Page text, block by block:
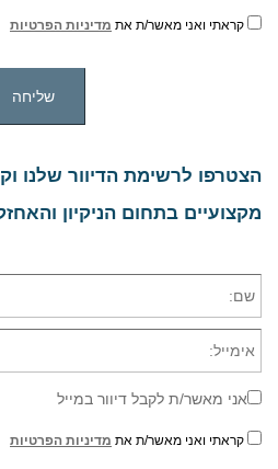
קראתי ואני מאשר/ת את מדיניות הפרטיות
הצטרפו לרשימת הדיוור שלנו
מקצועיים בתחום הניקיון
אני מאשר/ת לקבל דיוור במייל
קראתי ואני מאשר/ת את מדיניות הפרטיות